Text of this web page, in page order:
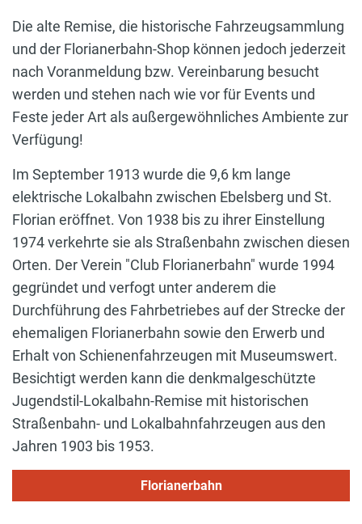
Die alte Remise, die historische Fahrzeugsammlung
und der Florianerbahn-Shop können jedoch jederzeit
nach Voranmeldung bzw. Vereinbarung besucht
werden und stehen nach wie vor für Events und
Feste jeder Art als außergewöhnliches Ambiente zur
Verfügung!
Im September 1913 wurde die 9,6 km lange
elektrische Lokalbahn zwischen Ebelsberg und St.
Florian eröffnet. Von 1938 bis zu ihrer Einstellung
1974 verkehrte sie als Straßenbahn zwischen diesen
Orten. Der Verein "Club Florianerbahn" wurde 1994
gegründet und verfogt unter anderem die
Durchführung des Fahrbetriebes auf der Strecke der
ehemaligen Florianerbahn sowie den Erwerb und
Erhalt von Schienenfahrzeugen mit Museumswert.
Besichtigt werden kann die denkmalgeschützte
Jugendstil-Lokalbahn-Remise mit historischen
Straßenbahn- und Lokalbahnfahrzeugen aus den
Jahren 1903 bis 1953.
Florianerbahn